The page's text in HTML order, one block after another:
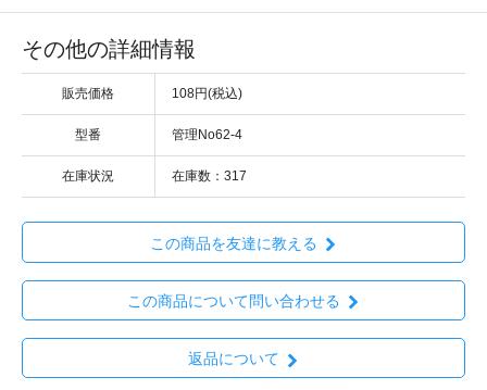
その他の詳細情報
販売価格 108円(税込)
型番 管理No62-4
在庫状況 在庫数：317
この商品を友達に教える
この商品について問い合わせる
返品について